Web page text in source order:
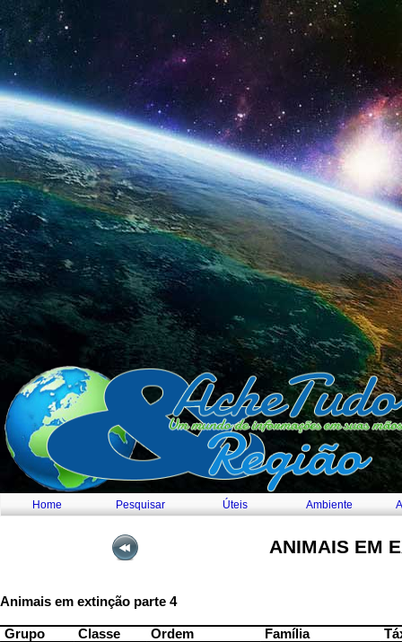
Home Pesquisar Úteis Ambiente
ANIMAIS EM
Animais em extinção parte 4
Grupo Classe Ordem Família